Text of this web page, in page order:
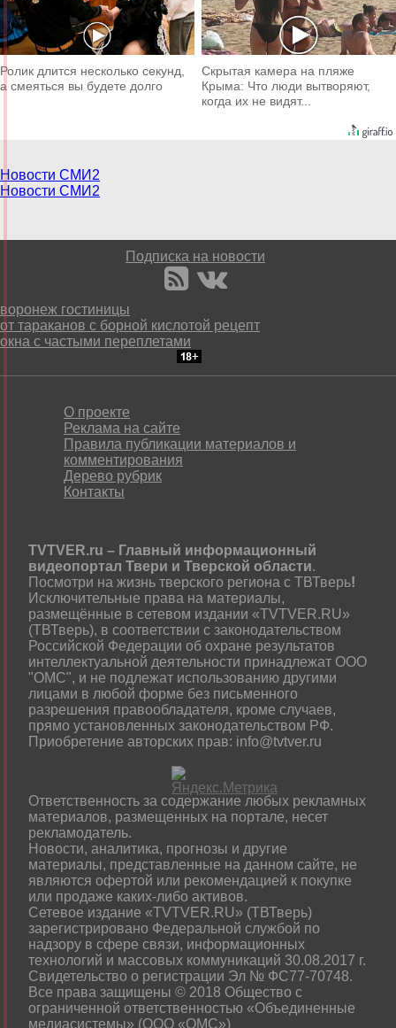
Ролик длится несколько секунд,
а смеяться вы будете долго
Скрытая камера на пляже
Крыма: Что люди вытворяют,
когда их не видят...
Новости СМИ2
Новости СМИ2
Подписка на новости
воронеж гостиницы
от тараканов с борной кислотой рецепт
окна с частыми переплетами
О проекте
Реклама на сайте
Правила публикации материалов и
комментирования
Дерево рубрик
Контакты
TVTVER.ru – Главный информационный
видеопортал Твери и Тверской области.
Посмотри на жизнь тверского региона с ТВТверь!
Исключительные права на материалы,
размещённые в сетевом издании «TVTVER.RU»
(ТВТверь), в соответствии с законодательством
Российской Федерации об охране результатов
интеллектуальной деятельности принадлежат ООО
"ОМС", и не подлежат использованию другими
лицами в любой форме без письменного
разрешения правообладателя, кроме случаев,
прямо установленных законодательством РФ.
Приобретение авторских прав: info@tvtver.ru
Ответственность за содержание любых рекламных
материалов, размещенных на портале, несет
рекламодатель.
Новости, аналитика, прогнозы и другие
материалы, представленные на данном сайте, не
являются офертой или рекомендацией к покупке
или продаже каких-либо активов.
Сетевое издание «TVTVER.RU» (ТВТверь)
зарегистрировано Федеральной службой по
надзору в сфере связи, информационных
технологий и массовых коммуникаций 30.08.2017 г.
Свидетельство о регистрации Эл № ФС77-70748.
Все права защищены © 2018 Общество с
ограниченной ответственностью «Объединенные
медиасистемы» (ООО «ОМС»)